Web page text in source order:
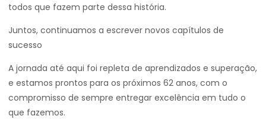
todos que fazem parte dessa história.
Juntos, continuamos a escrever novos capítulos de
sucesso
A jornada até aqui foi repleta de aprendizados e superação,
e estamos prontos para os próximos 62 anos, com o
compromisso de sempre entregar excelência em tudo o
que fazemos.